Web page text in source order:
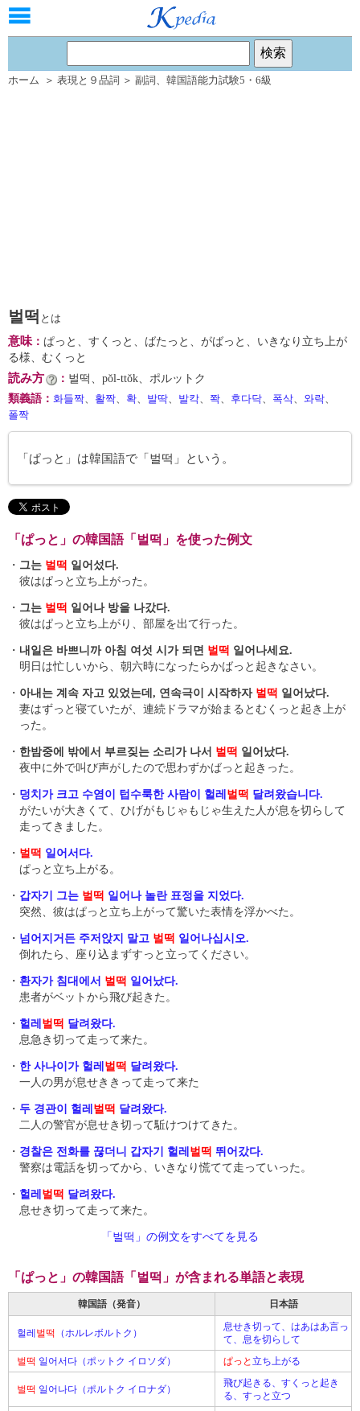
ホーム ＞ 表現と９品詞 ＞ 副詞 、 韓国語能力試験5・6級
벌떡 とは
意味： ぱっと、すくっと、ばたっと、がばっと、いきなり立ち上が
る様、むくっと
読み方 ： 벌떡、pŏl-ttŏk、ポルットク
類義語 ： 화들짝、 활짝、 확、 발딱、 발칵、 쫙、 후다닥、 폭삭、 와락、
폴짝
「ぱっと」は韓国語で「벌떡」という。
「ぱっと」の韓国語「벌떡」を使った例文
・ 그는 벌떡 일어섰다.
彼はぱっと立ち上がった。
・ 그는 벌떡 일어나 방을 나갔다.
彼はぱっと立ち上がり、部屋を出て行った。
・ 내일은 바쁘니까 아침 여섯 시가 되면 벌떡 일어나세요.
明日は忙しいから、朝六時になったらかばっと起きなさい。
・ 아내는 계속 자고 있었는데, 연속극이 시작하자 벌떡 일어났다.
妻はずっと寝ていたが、連続ドラマが始まるとむくっと起き上が
った。
・ 한밤중에 밖에서 부르짖는 소리가 나서 벌떡 일어났다.
夜中に外で叫び声がしたので思わずかばっと起きった。
・ 덩치가 크고 수염이 텁수룩한 사람이 헐레 벌떡 달려왔습니다.
がたいが大きくて、ひげがもじゃもじゃ生えた人が息を切らして
走ってきました。
・ 벌떡 일어서다.
ぱっと立ち上がる。
・ 갑자기 그는 벌떡 일어나 놀란 표정을 지었다.
突然、彼はぱっと立ち上がって驚いた表情を浮かべた。
・ 넘어지거든 주저앉지 말고 벌떡 일어나십시오.
倒れたら、座り込まずすっと立ってください。
・ 환자가 침대에서 벌떡 일어났다.
患者がベットから飛び起きた。
・ 헐레 벌떡 달려왔다.
息急き切って走って来た。
・ 한 사나이가 헐레 벌떡 달려왔다.
一人の男が息せききって走って来た
・ 두 경관이 헐레 벌떡 달려왔다.
二人の警官が息せき切って駈けつけてきた。
・ 경찰은 전화를 끊더니 갑자기 헐레 벌떡 뛰어갔다.
警察は電話を切ってから、いきなり慌てて走っていった。
・ 헐레 벌떡 달려왔다.
息せき切って走って来た。
「벌떡」の例文をすべてを見る
「ぱっと」の韓国語「벌떡」が含まれる単語と表現
韓国語（発音） 日本語
헐레 벌떡 （ホルレボルトク）
息せき切って、はあはあ言っ
て、息を切らして
벌떡 일어서다（ポットク イロソダ） ぱっと立ち上がる
벌떡 일어나다（ポルトク イロナダ）
飛び起きる、すくっと起き
る、すっと立つ